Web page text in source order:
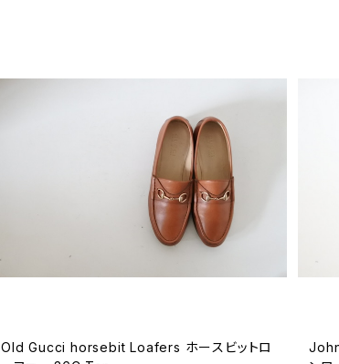
Old Gucci horsebit Loafers ホースビットロ